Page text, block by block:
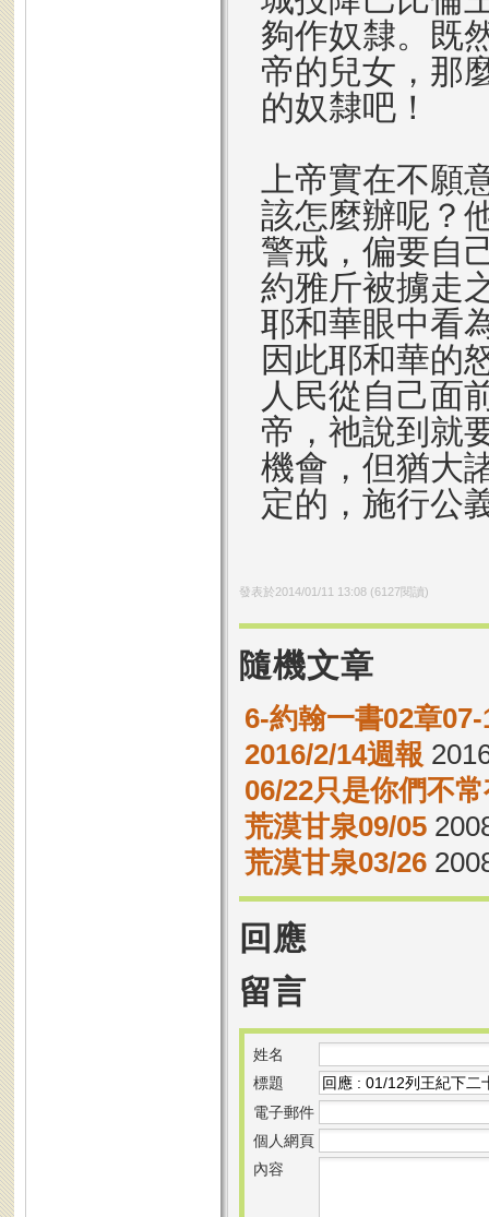
夠作奴隸。既
帝的兒女，那
的奴隸吧！
上帝實在不願
該怎麼辦呢？
警戒，偏要自
約雅斤被擄走
耶和華眼中看
因此耶和華的
人民從自己面
帝，祂說到就
機會，但猶大
定的，施行公
發表於2014/01/11 13:08(6127閱讀)
隨機文章
6-約翰一書02章
2016/2/14週報
06/22只是你們不
荒漠甘泉09/05
荒漠甘泉03/26
回應
留言
姓名
標題
電子郵件
個人網頁
內容